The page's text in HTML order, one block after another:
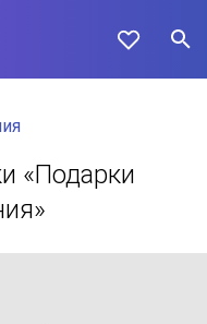
«Подарки